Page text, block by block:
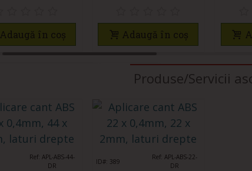
Adaugă în coș Adaugă în coș
Produse/Servicii
Îmi placeRef: APL-ABS-44-
DR
Îmi place
ID#: 389
Ref: APL-ABS-22-
DR